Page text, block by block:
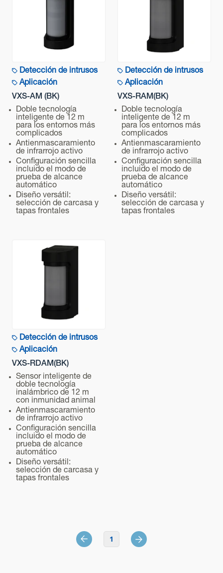
Consumo de corriente
35 mA máx. a 12 VCC
Periodo de alarma
2,0 ±1,0 seg.
Periodo de calentamiento
Aprox. 60 seg. (el LED parpadea)
Salida de alarma
N.C. / N.A. Seleccionable 28 VCC 100 mA máx.
Salida de problemas (D.Q.)
N.C. 28 VCC 100 mA máx.
Salida antisabotaje
N.C. 28 VCC 100 mA máx., abierto cuando se quita la
LED rojo : 1. 1. Calentamiento 2. Alarma Alarma 3.
Detección de enmascaramiento + LED amarillo : 1.
Temperatura de funcionamiento
[-20- +45°C]
Humedad relativa de funcionamiento
95% (máx.)
Grado de protección IP
IP55
Método de instalación (interior/exterior)
Exterior
Altura de montaje
0.8 - 1.2 m
Peso
450 g
Aplicación
Alcance de detección
Características avanzadas
Comunicación
Montaje
Detección de intrusos
Aplicación
VXS-AM (BK)
Doble tecnología
inteligente de 12 m
para los entornos más
complicados
Antienmascaramiento
de infrarrojo activo
Configuración sencilla
incluido el modo de
prueba de alcance
automático
Diseño versátil:
selección de carcasa y
tapas frontales
Detección de intrusos
Aplicación
VXS-RAM(BK)
Doble tecnología
inteligente de 12 m
para los entornos más
complicados
Antienmascaramiento
de infrarrojo activo
Configuración sencilla
incluido el modo de
prueba de alcance
automático
Diseño versátil:
selección de carcasa y
tapas frontales
Detección de intrusos
Aplicación
VXS-RDAM(BK)
Sensor inteligente de
doble tecnología
inalámbrico de 12 m
con inmunidad animal
Antienmascaramiento
de infrarrojo activo
Configuración sencilla
incluido el modo de
prueba de alcance
automático
Diseño versátil:
selección de carcasa y
tapas frontales
1